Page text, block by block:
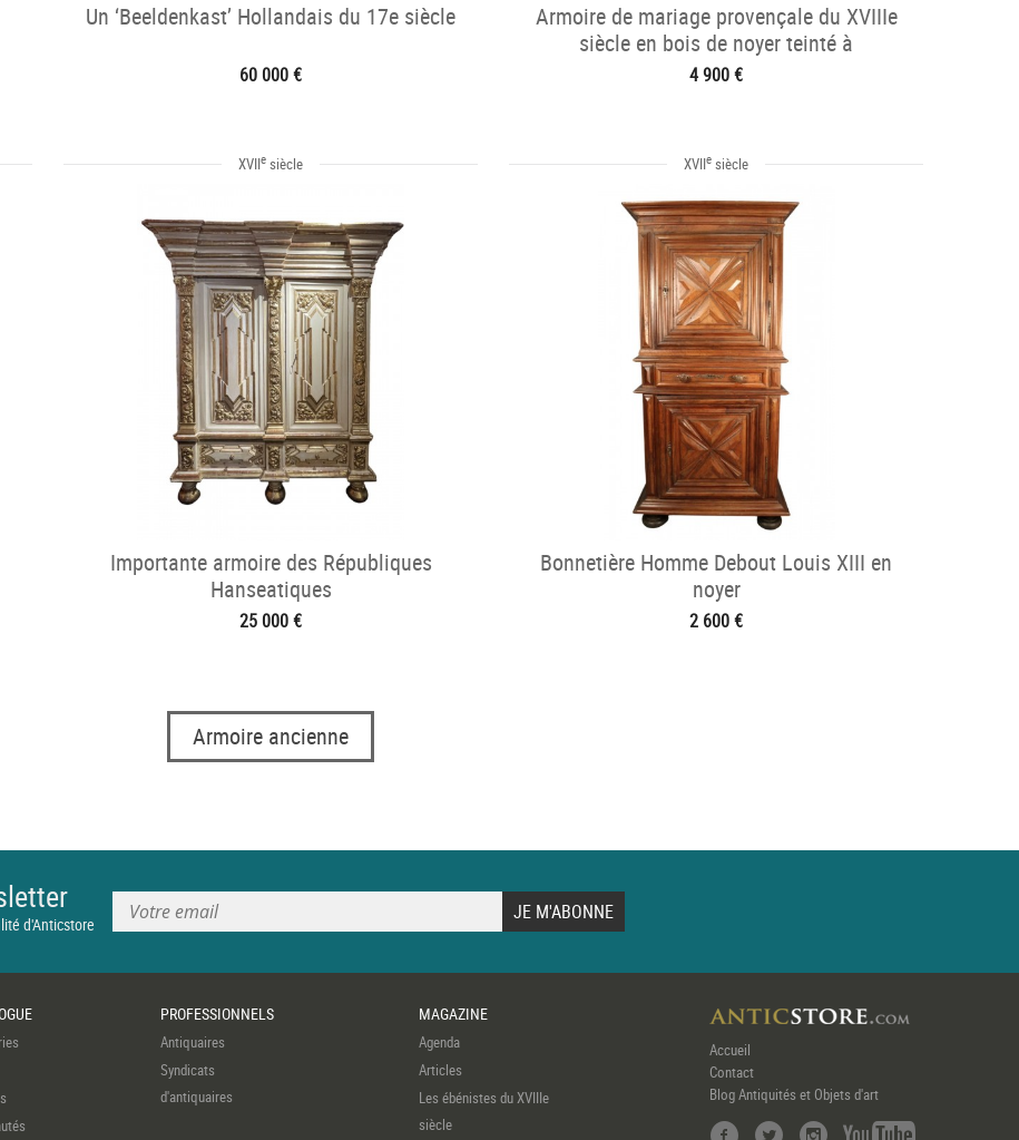
Un ‘Beeldenkast’ Hollandais du 17e siècle
60 000 €
Armoire de mariage provençale du XVIIIe
siècle en bois de noyer teinté à
l’orcanette
4 900 €
XVIIe siècle
Importante armoire des Républiques
Hanseatiques
25 000 €
XVIIe siècle
Bonnetière Homme Debout Louis XIII en
noyer
2 600 €
Armoire ancienne
d'Anticstore
PROFESSIONNELS
Antiquaires
Syndicats
d'antiquaires
MAGAZINE
Agenda
Articles
Les ébénistes du XVIIIe
siècle
Accueil
Contact
Blog Antiquités et Objets d'art